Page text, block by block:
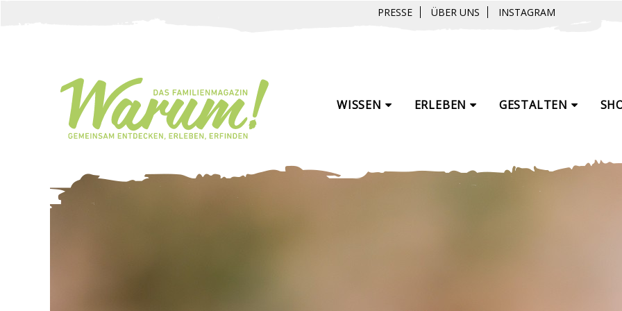
WISSEN ERLEBEN GESTALTEN
PRESSE ÜBER UNS INSTAGRAM